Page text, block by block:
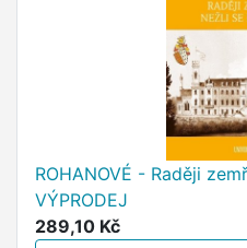
ROHANOVÉ - Raději
VÝPRODEJ
289,10 Kč